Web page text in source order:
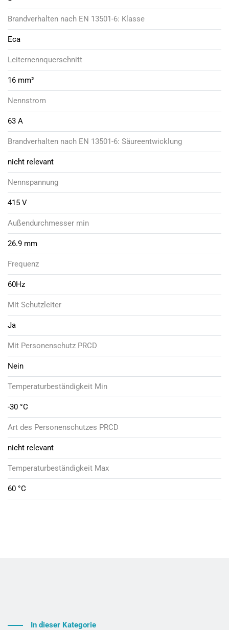
Brandverhalten nach EN 13501-6: Klasse
Eca
Leiternennquerschnitt
16 mm²
Nennstrom
63 A
Brandverhalten nach EN 13501-6: Säureentwicklung
nicht relevant
Nennspannung
415 V
Außendurchmesser min
26.9 mm
Frequenz
60Hz
Mit Schutzleiter
Ja
Mit Personenschutz PRCD
Nein
Temperaturbeständigkeit Min
-30 °C
Art des Personenschutzes PRCD
nicht relevant
Temperaturbeständigkeit Max
60 °C
In dieser Kategorie